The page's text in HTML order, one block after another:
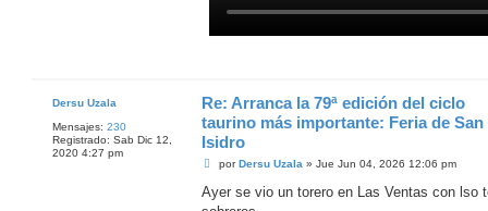
Dersu Uzala
Mensajes: 230
Registrado: Sab Dic 12,
2020 4:27 pm
Re: Arranca la 79ª edición del ciclo
taurino más importante: Feria de San
Isidro
M
n
s
porDersu Uzala » Jue Jun 04, 2026 12:06 pm
Ayer se vio un torero en Las Ventas con lso